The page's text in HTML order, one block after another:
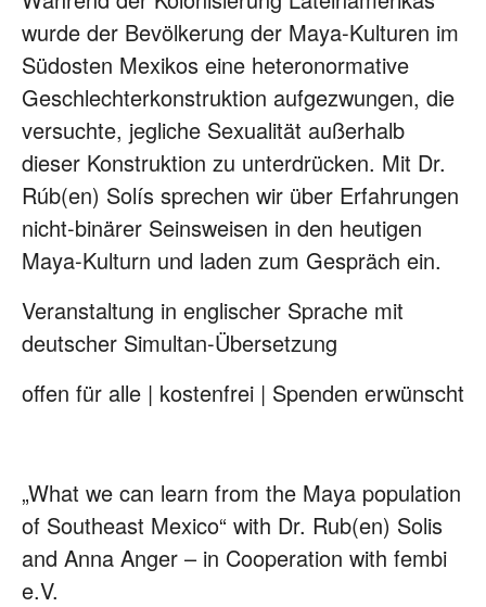
wurde der Bevölkerung der Maya-Kulturen im
Südosten Mexikos eine heteronormative
Geschlechterkonstruktion aufgezwungen, die
versuchte, jegliche Sexualität außerhalb
dieser Konstruktion zu unterdrücken. Mit Dr.
Rúb(en) Solís sprechen wir über Erfahrungen
nicht-binärer Seinsweisen in den heutigen
Maya-Kulturn und laden zum Gespräch ein.
Veranstaltung in englischer Sprache mit
deutscher Simultan-Übersetzung
offen für alle | kostenfrei | Spenden erwünscht
„What we can learn from the Maya population
of Southeast Mexico“ with Dr. Rub(en) Solis
and Anna Anger – in Cooperation with fembi
e.V.